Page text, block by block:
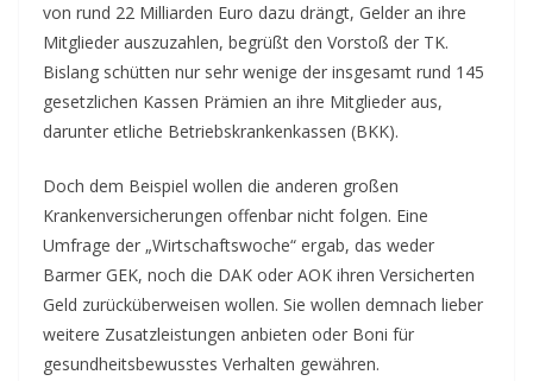
von rund 22 Milliarden Euro dazu drängt, Gelder an ihre
Mitglieder auszuzahlen, begrüßt den Vorstoß der TK.
Bislang schütten nur sehr wenige der insgesamt rund 145
gesetzlichen Kassen Prämien an ihre Mitglieder aus,
darunter etliche Betriebskrankenkassen (BKK).
Doch dem Beispiel wollen die anderen großen
Krankenversicherungen offenbar nicht folgen. Eine
Umfrage der „Wirtschaftswoche“ ergab, das weder
Barmer GEK, noch die DAK oder AOK ihren Versicherten
Geld zurücküberweisen wollen. Sie wollen demnach lieber
weitere Zusatzleistungen anbieten oder Boni für
gesundheitsbewusstes Verhalten gewähren.